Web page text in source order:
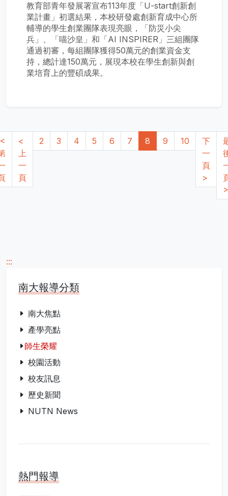
教育部青年發展署宣布113年度「U-start創新創
業計畫」初選結果，本校研發處創新育成中心所
輔導的學生創業團隊表現亮眼，「防災小尖
兵」、「喵沙皇」和「AI INSPIRER」三組團隊
通過初審，每組團隊獲得50萬元的創業資金支
持，總計達150萬元，展現本校在學生創新與創
業培育上的豐碩成果。
<
上
一
頁
2 3 4 5 6 7 8 9 10
下
一
頁
>
:::
南大報導分類
南大焦點
產學亮點
師生榮耀
校園活動
校友訊息
歷史新聞
NUTN News
熱門報導